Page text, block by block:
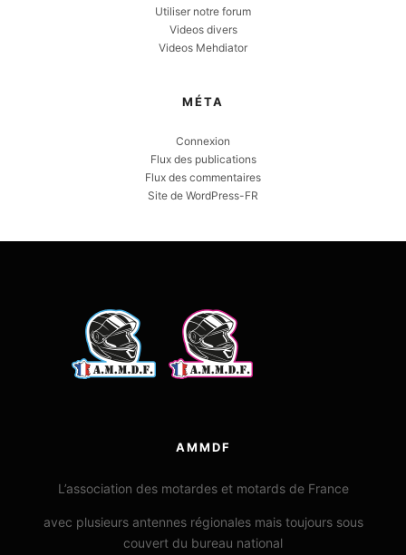
Utiliser notre forum
Videos divers
Videos Mehdiator
MÉTA
Connexion
Flux des publications
Flux des commentaires
Site de WordPress-FR
AMMDF
L’association des motardes et motards de France
avec plusieurs antennes régionales mais toujours sous
couvert du bureau national